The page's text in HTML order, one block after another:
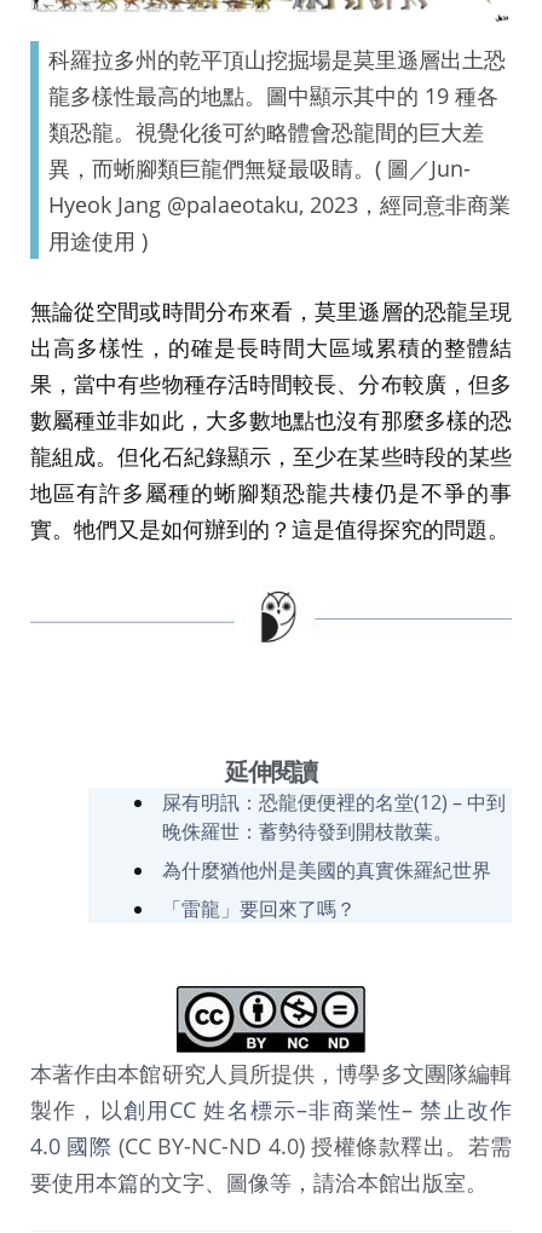
科羅拉多州的乾平頂山挖掘場是莫里遜層出土恐
龍多樣性最高的地點。圖中顯示其中的 19 種各
類恐龍。視覺化後可約略體會恐龍間的巨大差
異，而蜥腳類巨龍們無疑最吸睛。( 圖／Jun-
Hyeok Jang @palaeotaku, 2023，經同意非商業
用途使用 )
無論從空間或時間分布來看，莫里遜層的恐龍呈現
出高多樣性，的確是長時間大區域累積的整體結
果，當中有些物種存活時間較長、分布較廣，但多
數屬種並非如此，大多數地點也沒有那麼多樣的恐
龍組成。但化石紀錄顯示，至少在某些時段的某些
地區有許多屬種的蜥腳類恐龍共棲仍是不爭的事
實。牠們又是如何辦到的？這是值得探究的問題。
延伸閱讀
屎有明訊：恐龍便便裡的名堂(12) – 中到
晚侏羅世：蓄勢待發到開枝散葉。
為什麼猶他州是美國的真實侏羅紀世界
「雷龍」要回來了嗎？
本著作由本館研究人員所提供，博學多文團隊編輯
製作，以創用CC 姓名標示–非商業性– 禁止改作
4.0 國際 (CC BY-NC-ND 4.0) 授權條款釋出。若需
要使用本篇的文字、圖像等，請洽本館出版室。